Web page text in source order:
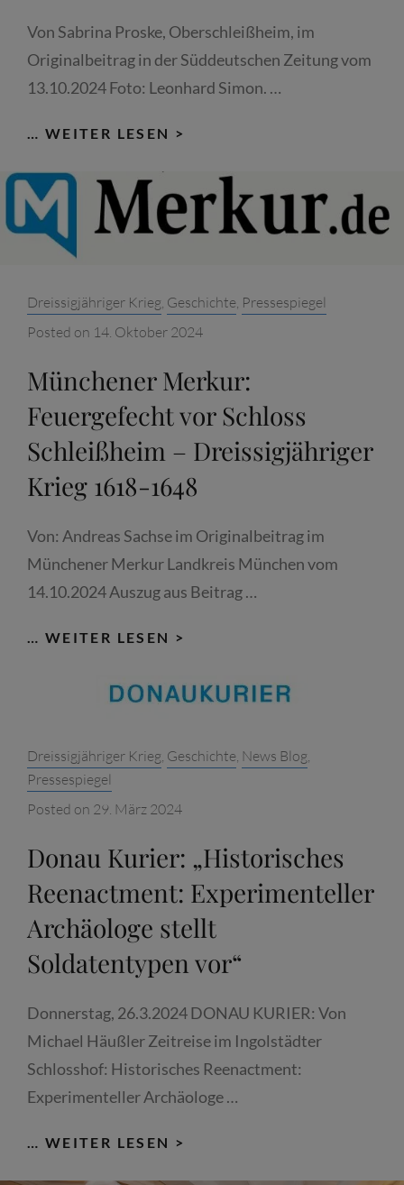
Von Sabrina Proske, Oberschleißheim, im
Originalbeitrag in der Süddeutschen Zeitung vom
13.10.2024 Foto: Leonhard Simon. …
… WEITER LESEN >
ÜBERLEBEN
UNTERM
KANONENDONNER
KRIEG
1618-
Categories:
Dreissigjähriger Krieg, Geschichte, Pressespiegel
Posted on 14. Oktober 2024
Münchener Merkur:
Feuergefecht vor Schloss
Schleißheim – Dreissigjähriger
Krieg 1618-1648
Von: Andreas Sachse im Originalbeitrag im
Münchener Merkur Landkreis München vom
14.10.2024 Auszug aus Beitrag …
… WEITER LESEN >
FEUERGEFECHT
SCHLEISSHEIM –
618-1
648
Categories:
Dreissigjähriger Krieg, Geschichte, News Blog,
Pressespiegel
Posted on 29. März 2024
Donau Kurier: „Historisches
Reenactment: Experimenteller
Archäologe stellt
Soldatentypen vor“
Donnerstag, 26.3.2024 DONAU KURIER: Von
Michael Häußler Zeitreise im Ingolstädter
Schlosshof: Historisches Reenactment:
Experimenteller Archäologe …
… WEITER LESEN >